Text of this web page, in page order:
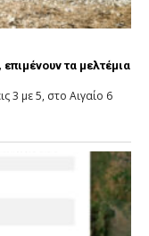
τα μελτέμια
3 με 5, στο Αιγαίο 6